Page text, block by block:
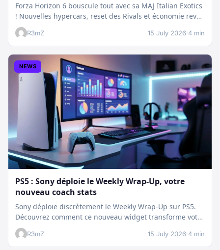
Forza Horizon 6 bouscule tout avec sa MAJ Italian Exotics
! Nouvelles hypercars, reset des Rivals et économie revue
:…
R3mZ 15 July 2026·4 min
NEWS
PS5 : Sony déploie le Weekly Wrap-Up, votre
nouveau coach stats
Sony déploie discrètement le Weekly Wrap-Up sur PS5.
Découvrez comment ce nouveau widget transforme votre
dashboard et booste votre suivi…
R3mZ 15 July 2026·4 min